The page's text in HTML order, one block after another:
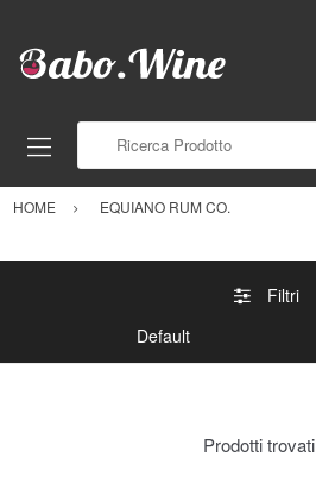
HOME EQUIANO RUM CO.
Filtri
Prodotti trovati